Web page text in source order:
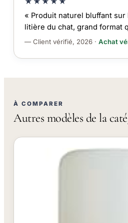
« Produit naturel bluffant
litière du chat, grand format
— Client vérifié, 2026 · Achat
À COMPARER
Autres modèles de la